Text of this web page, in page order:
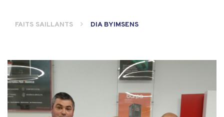
FAITS SAILLANTS DIA BYIMSENS